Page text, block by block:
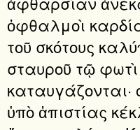
ὀφθαλμοὶ
τοῦ σκότους
σταυροῦ τῷ
ὑπὸ ἀπιστίας